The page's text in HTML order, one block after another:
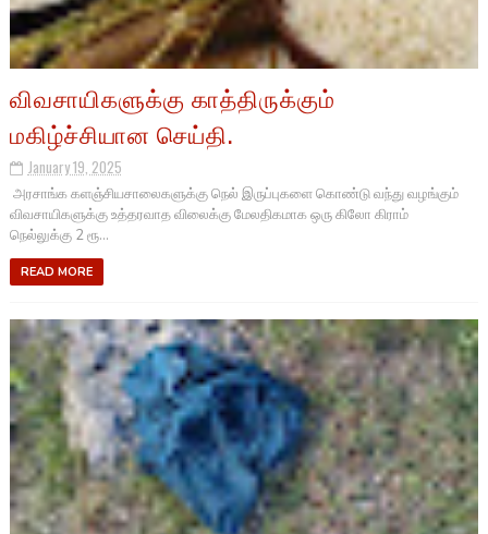
விவசாயிகளுக்கு காத்திருக்கும்
மகிழ்ச்சியான செய்தி.
January 19, 2025
அரசாங்க களஞ்சியசாலைகளுக்கு நெல் இருப்புகளை கொண்டு வந்து வழங்கும்
விவசாயிகளுக்கு உத்தரவாத விலைக்கு மேலதிகமாக ஒரு கிலோ கிராம்
நெல்லுக்கு 2 ரூ...
READ MORE